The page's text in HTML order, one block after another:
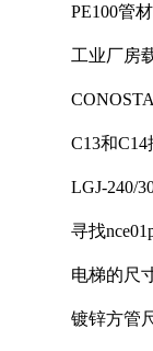
PE100管
工业厂房
C13和
LGJ-240/
寻找
电梯的尺
镀锌方管